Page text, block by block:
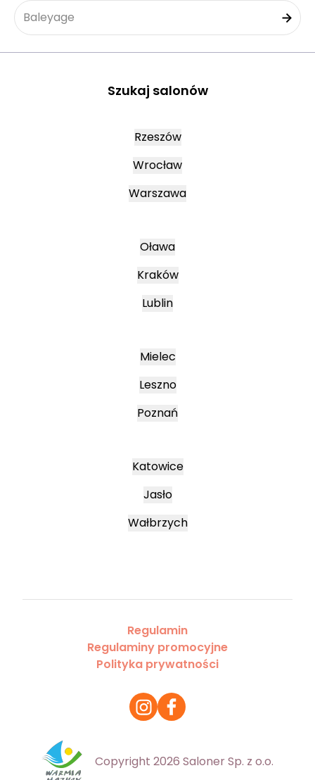
Baleyage
Szukaj salonów
Rzeszów
Wrocław
Warszawa
Oława
Kraków
Lublin
Mielec
Leszno
Poznań
Katowice
Jasło
Wałbrzych
Regulamin
Regulaminy promocyjne
Polityka prywatności
Copyright 2026 Saloner Sp. z o.o.